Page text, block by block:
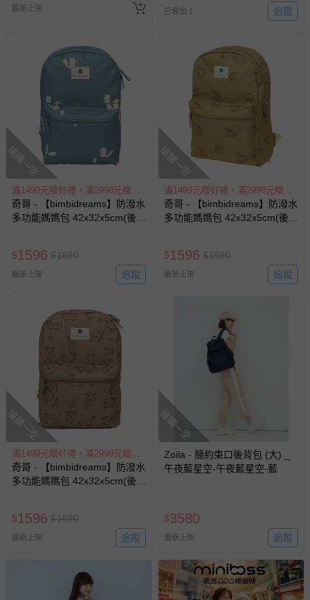
最新上架 已售出 1 追蹤
搶購一空
滿1499元贈好禮，滿2998元贈好禮，滿4497元贈好禮
奇哥 - 【bimbidreams】防潑水
多功能媽媽包 42x32x5cm(後背
$1596 $1680
最新上架 追蹤
搶購一空
滿1499元贈好禮，滿2998元贈好禮，滿4497元贈好禮
奇哥 - 【bimbidreams】防潑水
多功能媽媽包 42x32x5cm(後背
$1596 $1680
最新上架 追蹤
搶購一空
滿1499元贈好禮，滿2998元贈好禮，滿4497元贈好禮
奇哥 - 【bimbidreams】防潑水
多功能媽媽包 42x32x5cm(後背
$1596 $1680
最新上架 追蹤
搶購一空
Zoila - 簡約束口後背包 (大) _
午夜藍星空-午夜藍星空-藍
$3580
最新上架 追蹤